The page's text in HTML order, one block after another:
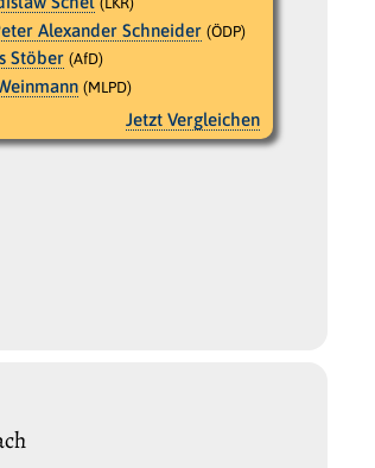
Alexander Schneider (ÖDP)
Stöber (AfD)
(MLPD)
Jetzt Vergleichen